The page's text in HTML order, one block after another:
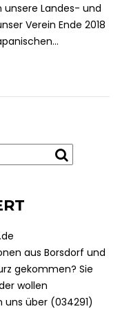
unsere Landes- und
Verein Ende 2018
aus Borsdorf und
gekommen? Sie
wollen
uns über (034291)